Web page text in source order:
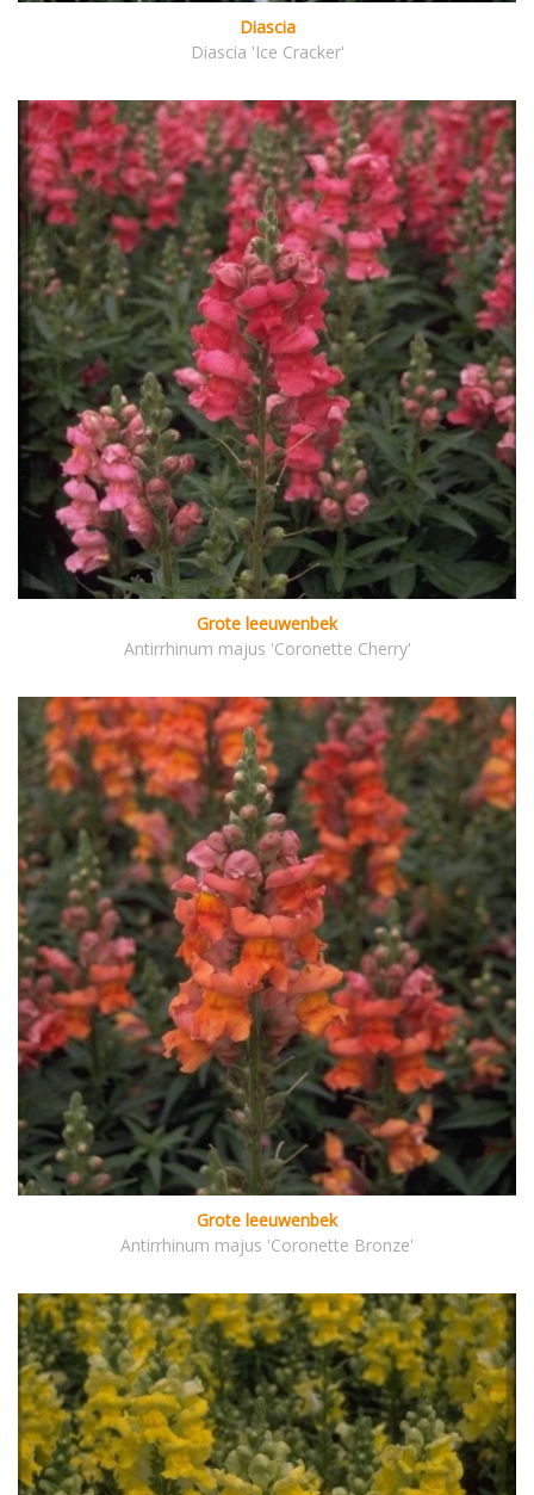
Diascia
Diascia 'Ice Cracker'
Grote leeuwenbek
Antirrhinum majus 'Coronette Cherry'
Grote leeuwenbek
Antirrhinum majus 'Coronette Bronze'